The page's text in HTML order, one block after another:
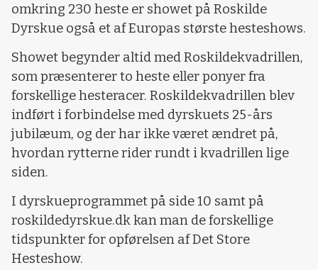
omkring 230 heste er showet på Roskilde
Dyrskue også et af Europas største hesteshows.
Showet begynder altid med Roskildekvadrillen,
som præsenterer to heste eller ponyer fra
forskellige hesteracer. Roskildekvadrillen blev
indført i forbindelse med dyrskuets 25-års
jubilæum, og der har ikke været ændret på,
hvordan rytterne rider rundt i kvadrillen lige
siden.
I dyrskueprogrammet på side 10 samt på
roskildedyrskue.dk kan man de forskellige
tidspunkter for opførelsen af Det Store
Hesteshow.